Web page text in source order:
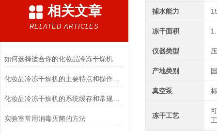
相关文章
RELATED ARTICLES
如何选择适合你的化妆品冷冻干燥机
化妆品冷冻干燥机的主要特点和操作管理方法介绍
化妆品冷冻干燥机的系统缓存和常规冻干方法的优点
实验室常用消毒灭菌的方法
捕水能力
冻干面积
仪器类型
产地类别
真空泵
冻干工艺